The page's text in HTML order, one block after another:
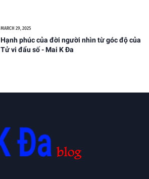
MARCH 29, 2025
Hạnh phúc của đời người nhìn từ góc độ của
Tử vi đẩu số - Mai K Đa